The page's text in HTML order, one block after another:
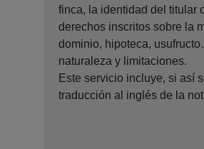
finca, la identidad del titular
derechos inscritos sobre la
dominio, hipoteca,
naturaleza y limitaciones.
Este servicio incluye, si así
traducción al inglés de la